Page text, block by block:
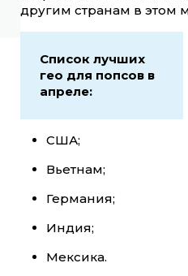
другим странам в этом
Список лучших
гео для попсов в
апреле:
США;
Вьетнам;
Германия;
Индия;
Мексика.